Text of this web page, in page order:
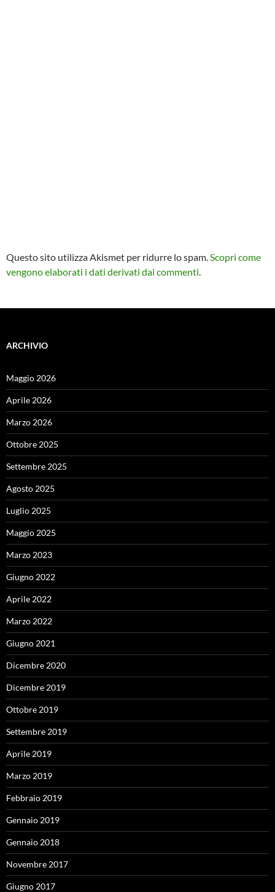
Questo sito utilizza Akismet per ridurre lo spam.Scopri come
vengono elaborati i dati derivati dai commenti.
ARCHIVIO
Maggio 2026
Aprile 2026
Marzo 2026
Ottobre 2025
Settembre 2025
Agosto 2025
Luglio 2025
Maggio 2025
Marzo 2023
Giugno 2022
Aprile 2022
Marzo 2022
Giugno 2021
Dicembre 2020
Dicembre 2019
Ottobre 2019
Settembre 2019
Aprile 2019
Marzo 2019
Febbraio 2019
Gennaio 2019
Gennaio 2018
Novembre 2017
Giugno 2017